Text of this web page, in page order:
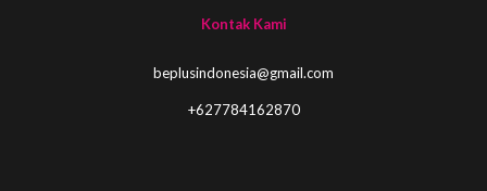
Kontak Kami
beplusindonesia@gmail.com
+627784162870